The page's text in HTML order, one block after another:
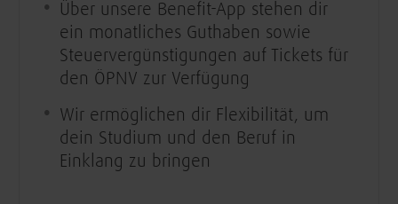
Über unsere Benefit-App stehen dir
ein monatliches Guthaben sowie
Steuervergünstigungen auf Tickets für
den ÖPNV zur Verfügung
Wir ermöglichen dir Flexibilität, um
dein Studium und den Beruf in
Einklang zu bringen